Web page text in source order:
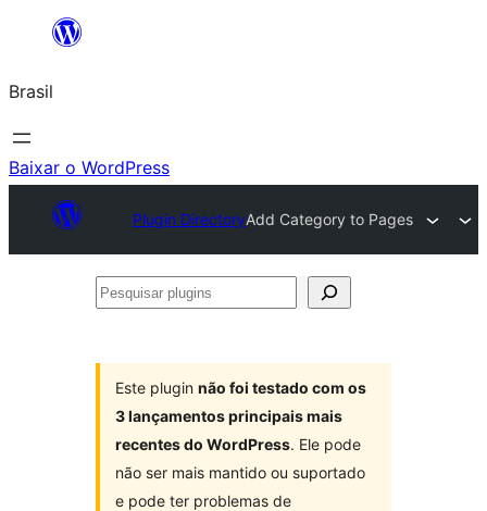
o
conteúdo
Brasil
Baixar o WordPress
Plugin DirectoryAdd Category to Pages
Pesquisar
Este plugin não foi testado com os
3 lançamentos principais mais
recentes do WordPress. Ele pode
não ser mais mantido ou suportado
e pode ter problemas de